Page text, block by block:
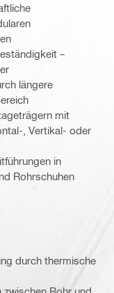
–
längere
mit
, Vertikal- oder
in
Rohrschuhen
durch thermische